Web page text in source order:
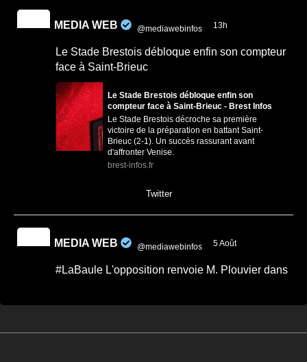
MEDIA WEB @mediawebinfos 13h
Le Stade Brestois débloque enfin son compteur
face à Saint-Brieuc
Le Stade Brestois débloque enfin son
compteur face à Saint-Brieuc - Brest Infos
Le Stade Brestois décroche sa première
victoire de la préparation en battant Saint-
Brieuc (2-1). Un succès rassurant avant
d'affronter Venise.
brest-infos.fr
Twitter
MEDIA WEB @mediawebinfos 5 Août
#LaBaule L'opposition renvoie M. Plouvier dans
faire preuve de rigueur. -...